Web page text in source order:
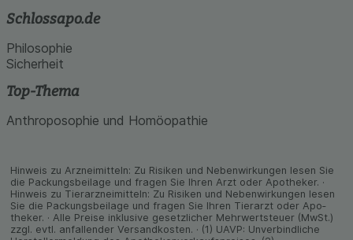
Schlossapo.de
Philosophie
Sicherheit
Top-Thema
Anthroposophie und Homöopathie
Hinweis zu Arzneimitteln: Zu Risiken und Neben­wirkungen lesen Sie
die Packungs­beilage und fragen Sie Ihren Arzt oder Apo­theker. ·
Hinweis zu Tier­arz­nei­mitteln: Zu Risiken und Neben­wirkungen lesen
Sie die Packungs­beilage und fragen Sie Ihren Tier­arzt oder Apo­
theker. · Alle Preise inklusive gesetz­licher Mehrwertsteuer (MwSt.)
zzgl. evtl. anfallender Versand­kosten. · (1) UAVP: Unverbindliche